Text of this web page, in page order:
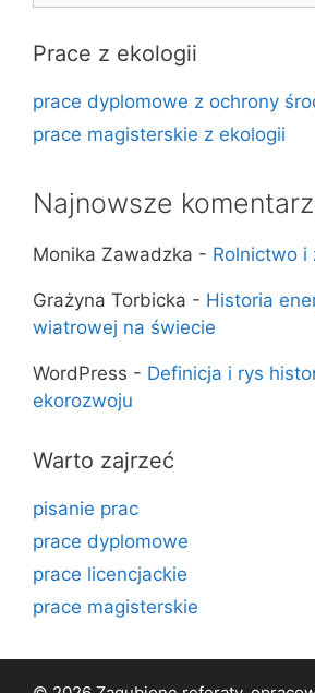
Prace z ekologii
prace dyplomowe z ochrony
prace magisterskie z ekologii
Najnowsze
Monika Zawadzka - Rolnictwo i
Grażyna Torbicka - Historia
wiatrowej na świecie
WordPress - Definicja i rys
ekorozwoju
Warto zajrzeć
pisanie prac
prace dyplomowe
prace licencjackie
prace magisterskie